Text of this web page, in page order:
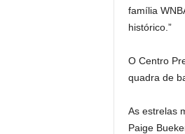
família
histórico.”
O Centro
quadra de
As estrelas
Paige